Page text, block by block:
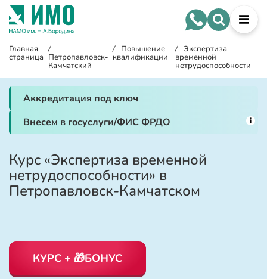
Главная
страница
/
Петропавловск-
Камчатский
/ Повышение
квалификации
/ Экспертиза
временной
нетрудоспособности
Аккредитация под ключ
Внесем в госуслуги/ФИС ФРДО
i
Курс «Экспертиза временной
нетрудоспособности» в
Петропавловск-Камчатском
КУРС + 🎁БОНУС